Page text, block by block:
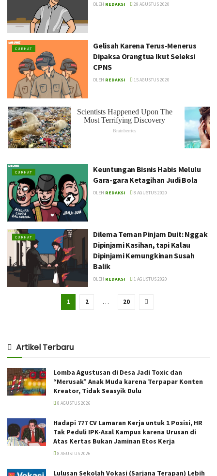
OLEH REDAKSI 29 AGUSTUS 2020
CURHAT
Gelisah Karena Terus-Menerus
Dipaksa Orangtua Ikut Seleksi
CPNS
OLEH REDAKSI 15 AGUSTUS 2020
CURHAT
Keuntungan Bisnis Habis Melulu
Gara-gara Ketagihan Judi Bola
OLEH REDAKSI 8 AGUSTUS 2020
CURHAT
Dilema Teman Pinjam Duit: Nggak
Dipinjami Kasihan, tapi Kalau
Dipinjami Kemungkinan Susah
Balik
OLEH REDAKSI 1 AGUSTUS 2020
1 2 … 20
Artikel Terbaru
Lomba Agustusan di Desa Jadi Toxic dan
“Merusak” Anak Muda karena Terpapar Konten
Kreator, Tidak Seasyik Dulu
8 AGUSTUS 2026
Hadapi 777 CV Lamaran Kerja untuk 1 Posisi, HR
Tak Peduli IPK-Asal Kampus karena Urusan di
Atas Kertas Bukan Jaminan Etos Kerja
8 AGUSTUS 2026
Lulusan Sekolah Vokasi (Sarjana Terapan) Lebih